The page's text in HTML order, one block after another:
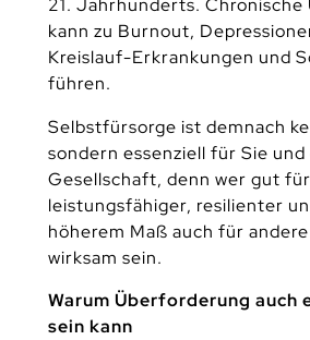
21. Jahrhunderts.
kann zu Burnout,
Kreislauf-Erkrankungen und
führen.
Selbstfürsorge ist demnach
sondern essenziell für Sie und
Gesellschaft, denn wer gut
leistungsfähiger, resilienter
höherem Maß auch für
wirksam sein.
Warum Überforderung auch
sein kann